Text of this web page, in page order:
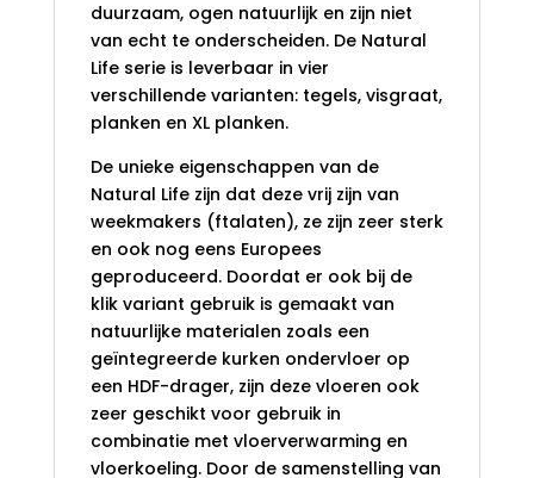
duurzaam, ogen natuurlijk en zijn niet
van echt te onderscheiden. De Natural
Life serie is leverbaar in vier
verschillende varianten: tegels, visgraat,
planken en XL planken.
De unieke eigenschappen van de
Natural Life zijn dat deze vrij zijn van
weekmakers (ftalaten), ze zijn zeer sterk
en ook nog eens Europees
geproduceerd. Doordat er ook bij de
klik variant gebruik is gemaakt van
natuurlijke materialen zoals een
geïntegreerde kurken ondervloer op
een HDF-drager, zijn deze vloeren ook
zeer geschikt voor gebruik in
combinatie met vloerverwarming en
vloerkoeling. Door de samenstelling van